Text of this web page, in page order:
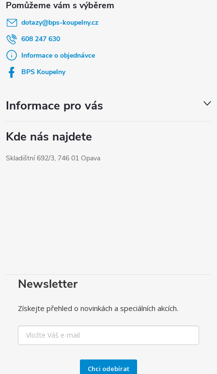
dotazy@bps-koupelny.cz
608 247 630
Informace o objednávce
BPS Koupelny
Informace pro vás
Kde nás najdete
Skladištní 692/3, 746 01 Opava
Newsletter
Získejte přehled o novinkách a speciálních akcích.
Chci odebírat